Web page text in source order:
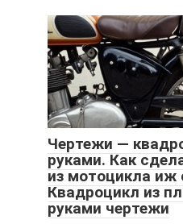
Чертежи —
руками. Как
из мотоцикла иж
Квадроцикл из
руками чертежи